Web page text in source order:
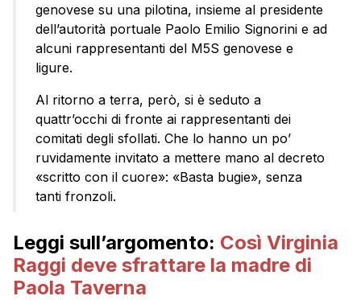
genovese su una pilotina, insieme al presidente
dell’autorità portuale Paolo Emilio Signorini e ad
alcuni rappresentanti del M5S genovese e
ligure.
Al ritorno a terra, però, si è seduto a
quattr’occhi di fronte ai rappresentanti dei
comitati degli sfollati. Che lo hanno un po’
ruvidamente invitato a mettere mano al decreto
«scritto con il cuore»: «Basta bugie», senza
tanti fronzoli.
Leggi sull’argomento: Così Virginia
Raggi deve sfrattare la madre di
Paola Taverna